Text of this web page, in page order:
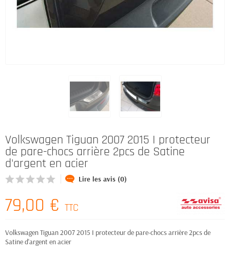
Volkswagen Tiguan 2007 2015 I protecteur
de pare-chocs arrière 2pcs de Satine
d'argent en acier
Lire les avis (0)
79,00 € TTC
Volkswagen Tiguan 2007 2015 I protecteur de pare-chocs arrière 2pcs de
Satine d'argent en acier